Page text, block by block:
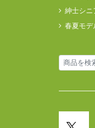
紳士シニ
春夏モデ